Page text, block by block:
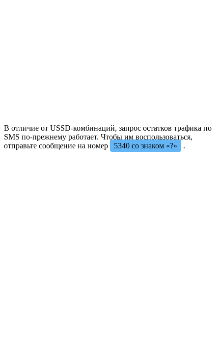
В отличие от USSD-комбинаций, запрос остатков трафика по
SMS по-прежнему работает. Чтобы им воспользоваться,
отправьте сообщение на номер
5340 со знаком «?» .